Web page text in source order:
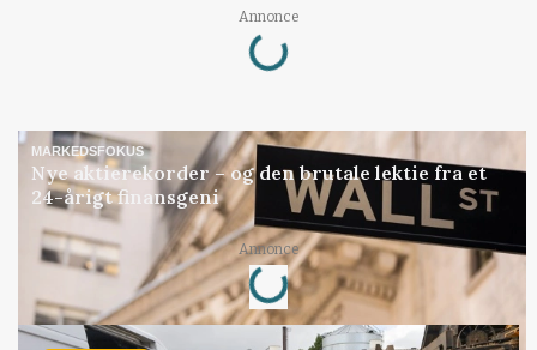
Annonce
Loading...
MARKEDSFOKUS
Nye aktierekorder – og den brutale lektie fra et
24-årigt finansgeni
Annonce
Loading...